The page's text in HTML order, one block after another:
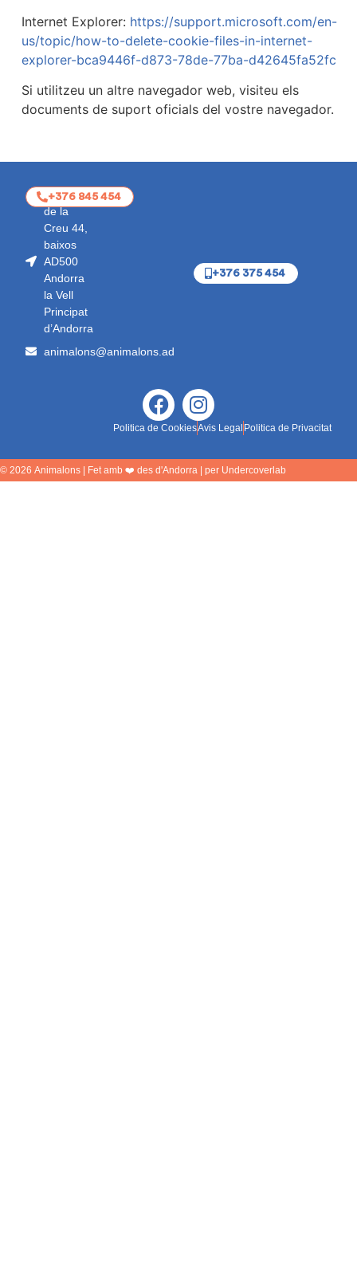
Internet Explorer: https://support.microsoft.com/en-
us/topic/how-to-delete-cookie-files-in-internet-
explorer-bca9446f-d873-78de-77ba-d42645fa52fc
Si utilitzeu un altre navegador web, visiteu els
documents de suport oficials del vostre navegador.
C. Prat
de la
Creu 44,
baixos
AD500
Andorra
la Vell
Principat
d’Andorra
animalons@animalons.ad
+376 845 454
+376 375 454
Politica de CookiesAvis Legal Politica de Privacitat
© 2026 Animalons | Fet amb ❤️ des d'Andorra | per Undercoverlab